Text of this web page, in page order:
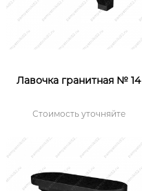
Лавочка гранитная № 14
Стоимость уточняйте